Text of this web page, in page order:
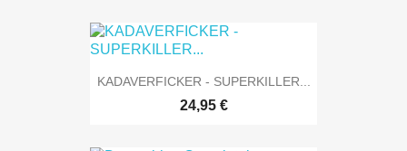
KADAVERFICKER - SUPERKILLER...
24,95 €